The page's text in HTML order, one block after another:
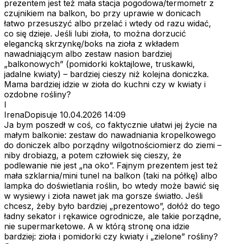
prezentem jest też mała stacja pogodowa/termometr z
czujnikiem na balkon, bo przy uprawie w donicach
łatwo przesuszyć albo przelać i wtedy od razu widać,
co się dzieje. Jeśli lubi zioła, to można dorzucić
elegancką skrzynkę/boks na zioła z wkładem
nawadniającym albo zestaw nasion bardziej
„balkonowych” (pomidorki koktajlowe, truskawki,
jadalne kwiaty) – bardziej cieszy niż kolejna doniczka.
Mama bardziej idzie w zioła do kuchni czy w kwiaty i
ozdobne rośliny?
I
IrenaDopisuje 10.04.2026 14:09
Ja bym poszedł w coś, co faktycznie ułatwi jej życie na
małym balkonie: zestaw do nawadniania kropelkowego
do doniczek albo porządny wilgotnościomierz do ziemi –
niby drobiazg, a potem człowiek się cieszy, że
podlewanie nie jest „na oko”. Fajnym prezentem jest też
mała szklarnia/mini tunel na balkon (taki na półkę) albo
lampka do doświetlania roślin, bo wtedy może bawić się
w wysiewy i zioła nawet jak ma gorsze światło. Jeśli
chcesz, żeby było bardziej „prezentowo”, dołóż do tego
ładny sekator i rękawice ogrodnicze, ale takie porządne,
nie supermarketowe. A w którą stronę ona idzie
bardziej: zioła i pomidorki czy kwiaty i „zielone” rośliny?